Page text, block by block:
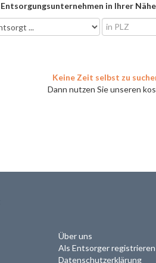
Entsorgungsunternehmen in Ihrer
Keine Zeit selbst zu
Dann nutzen Sie unseren
Über uns
Als Entsorger registrieren
Datenschutzerklärung